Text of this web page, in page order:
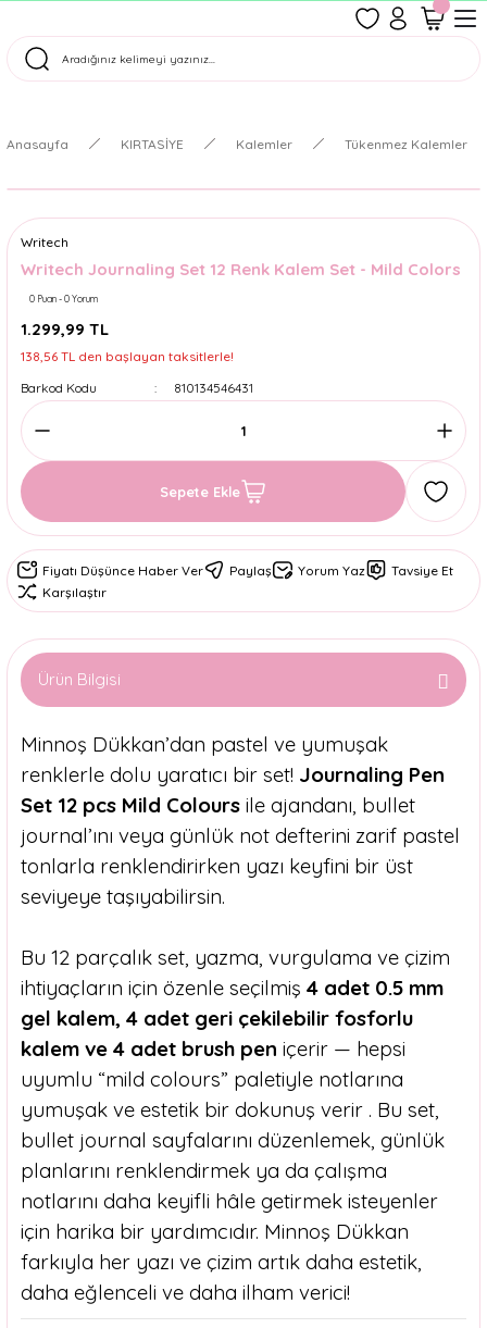
Tüm Siparişler Aynı Gün Kargoda!
Anasayfa KIRTASİYE Kalemler Tükenmez Kalemler
Writech
Writech Journaling Set 12 Renk Kalem Set - Mild Colors
0 Puan - 0 Yorum
1.299,99 TL
138,56 TL den başlayan taksitlerle!
Barkod Kodu
810134546431
Sepete Ekle
Fiyatı Düşünce Haber Ver Paylaş Yorum Yaz
Tavsiye Et
Karşılaştır
Ürün Bilgisi
Minnoş Dükkan’dan pastel ve yumuşak
renklerle dolu yaratıcı bir set! Journaling Pen
Set 12 pcs Mild Colours ile ajandanı, bullet
journal’ını veya günlük not defterini zarif pastel
tonlarla renklendirirken yazı keyfini bir üst
seviyeye taşıyabilirsin.
Bu 12 parçalık set, yazma, vurgulama ve çizim
ihtiyaçların için özenle seçilmiş 4 adet 0.5 mm
gel kalem, 4 adet geri çekilebilir fosforlu
kalem ve 4 adet brush pen içerir — hepsi
uyumlu “mild colours” paletiyle notlarına
yumuşak ve estetik bir dokunuş verir . Bu set,
bullet journal sayfalarını düzenlemek, günlük
planlarını renklendirmek ya da çalışma
notlarını daha keyifli hâle getirmek isteyenler
için harika bir yardımcıdır. Minnoş Dükkan
farkıyla her yazı ve çizim artık daha estetik,
daha eğlenceli ve daha ilham verici!